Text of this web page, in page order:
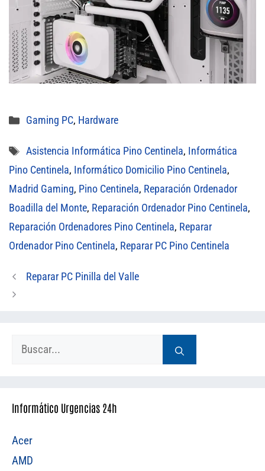
Categorías
Gaming PC, Hardware
Etiquetas
Asistencia Informática Pino Centinela, Informática
Pino Centinela, Informático Domicilio Pino Centinela,
Madrid Gaming, Pino Centinela, Reparación Ordenador
Boadilla del Monte, Reparación Ordenador Pino Centinela,
Reparación Ordenadores Pino Centinela, Reparar
Ordenador Pino Centinela, Reparar PC Pino Centinela
Reparar PC Pinilla del Valle
Informático Urgencias 24h
Acer
AMD